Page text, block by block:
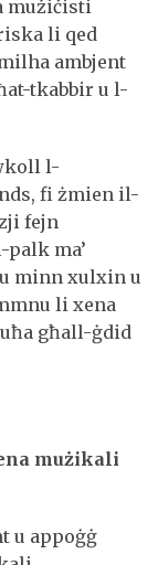
mużiċisti
li qed
ambjent
tkabbir u l-
l-
fi żmien il-
fejn
ma’
minn xulxin u
li xena
għall-ġdid
mużikali
u appoġġ